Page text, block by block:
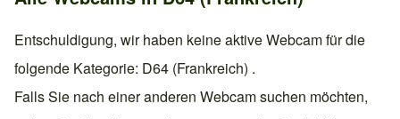
Entschuldigung, wir haben keine aktive Webcam für die
folgende Kategorie: D64 (Frankreich) .
Falls Sie nach einer anderen Webcam suchen möchten,